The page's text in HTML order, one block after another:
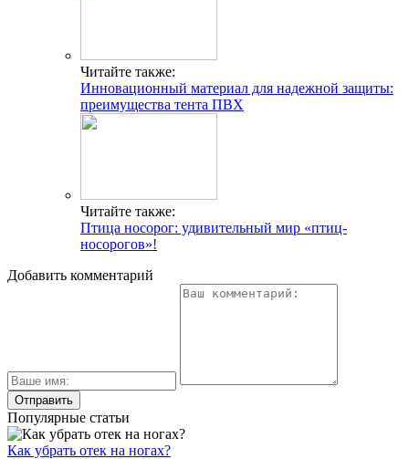
Читайте также:
Инновационный материал для надежной защиты:
преимущества тента ПВХ
Читайте также:
Птица носорог: удивительный мир «птиц-
носорогов»!
Добавить комментарий
Популярные статьи
Как убрать отек на ногах?